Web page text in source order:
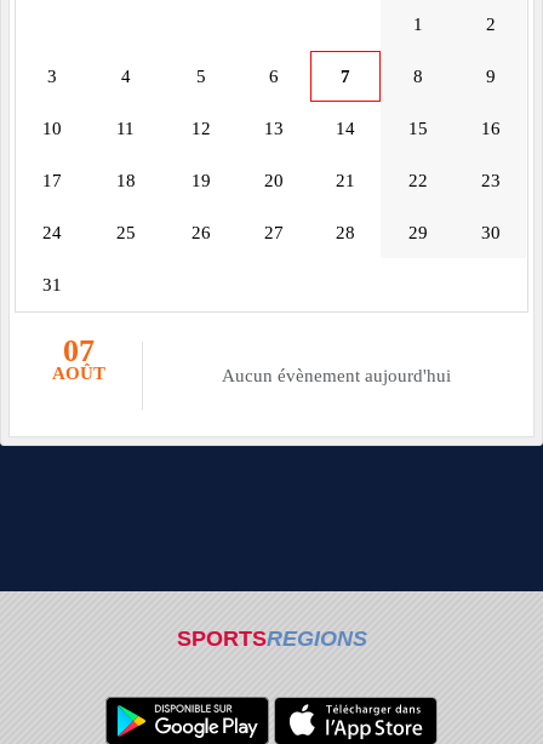
1 2
3 4 5 6 7 8 9
10 11 12 13 14 15 16
17 18 19 20 21 22 23
24 25 26 27 28 29 30
31
07
AOÛT Aucun évènement aujourd'hui
SPORTSREGIONS